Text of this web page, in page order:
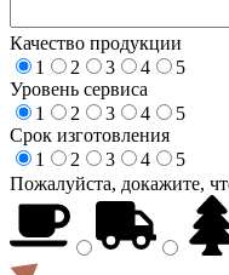
Качество продукции
1
2 3 4
5
Уровень сервиса
1
2 3 4
5
Срок изготовления
1
2 3 4
5
Пожалуйста, докажите,